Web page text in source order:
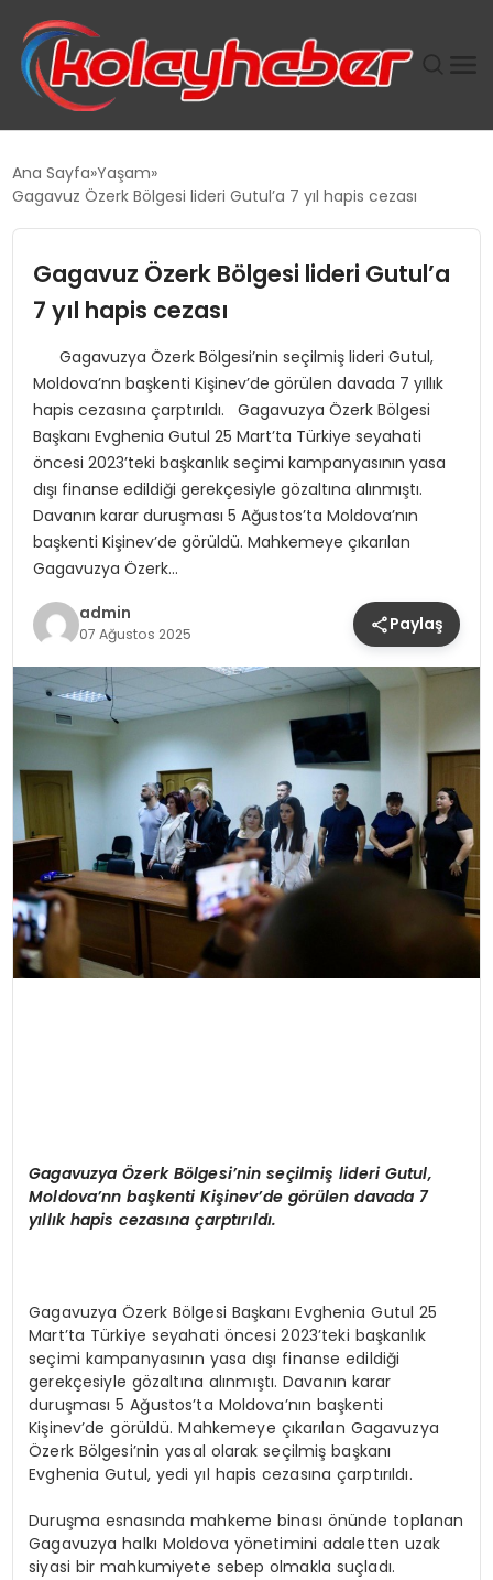
TANYER YAPI ZEMIN MÜHENDISLIĞINDE HEDEF
BÜYÜTTÜ
TOROSLAR’DA PAZAR GERGİNLİĞİ!
Ana Sayfa Yaşam
Gagavuz Özerk Bölgesi lideri Gutul’a 7 yıl hapis cezası
Gagavuz Özerk Bölgesi lideri Gutul’a
7 yıl hapis cezası
Gagavuzya Özerk Bölgesi’nin seçilmiş lideri Gutul,
Moldova’nn başkenti Kişinev’de görülen davada 7 yıllık
hapis cezasına çarptırıldı. Gagavuzya Özerk Bölgesi
Başkanı Evghenia Gutul 25 Mart’ta Türkiye seyahati
öncesi 2023’teki başkanlık seçimi kampanyasının yasa
dışı finanse edildiği gerekçesiyle gözaltına alınmıştı.
Davanın karar duruşması 5 Ağustos’ta Moldova’nın
başkenti Kişinev’de görüldü. Mahkemeye çıkarılan
Gagavuzya Özerk…
admin
07 Ağustos 2025 Paylaş
Gagavuzya Özerk Bölgesi’nin seçilmiş lideri Gutul,
Moldova’nn başkenti Kişinev’de görülen davada 7
yıllık hapis cezasına çarptırıldı.
Gagavuzya Özerk Bölgesi Başkanı Evghenia Gutul 25
Mart’ta Türkiye seyahati öncesi 2023’teki başkanlık
seçimi kampanyasının yasa dışı finanse edildiği
gerekçesiyle gözaltına alınmıştı. Davanın karar
duruşması 5 Ağustos’ta Moldova’nın başkenti
Kişinev’de görüldü. Mahkemeye çıkarılan Gagavuzya
Özerk Bölgesi’nin yasal olarak seçilmiş başkanı
Evghenia Gutul, yedi yıl hapis cezasına çarptırıldı.
Duruşma esnasında mahkeme binası önünde toplanan
Gagavuzya halkı Moldova yönetimini adaletten uzak
siyasi bir mahkumiyete sebep olmakla suçladı.